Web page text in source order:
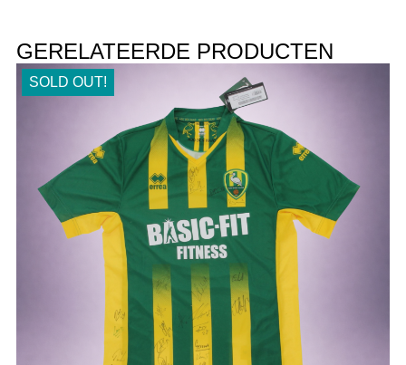
GERELATEERDE PRODUCTEN
SOLD OUT!